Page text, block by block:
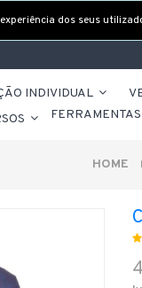
dos seus
INDIVIDUAL
FERRAMENTAS
HOME